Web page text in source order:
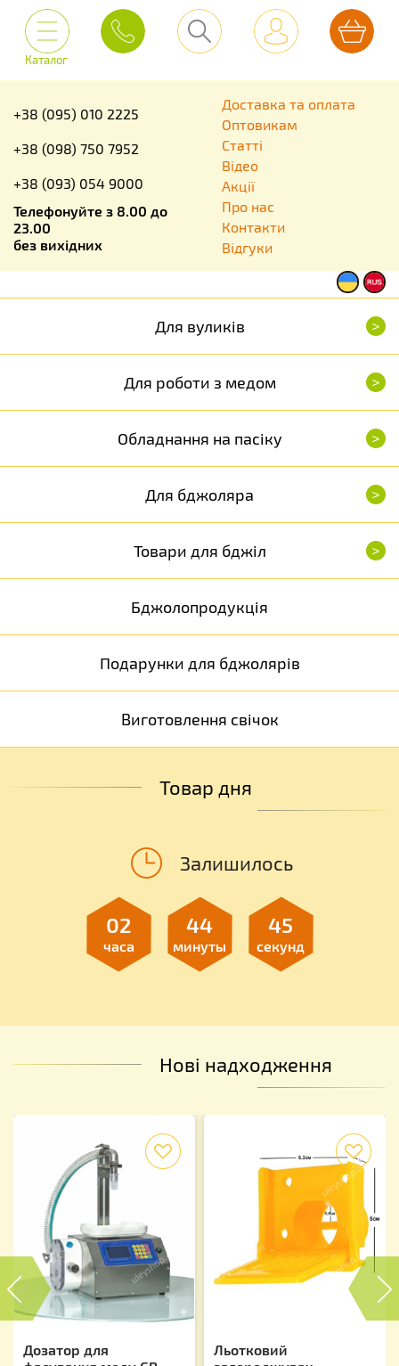
Каталог
+38 (095) 010 2225
+38 (098) 750 7952
+38 (093) 054 9000
Телефонуйте з 8.00 до
23.00
без вихідних
Доставка та оплата
Оптовикам
Статті
Відео
Акції
Про нас
Контакти
Відгуки
Для вуликів >
Для роботи з медом >
Обладнання на пасіку >
Для бджоляра >
Товари для бджіл >
Бджолопродукція
Подарунки для бджолярів
Виготовлення свічок
Товар дня
Залишилось
44
секунды
44
минуты
02
часа
Нові надходження
Дозатор для
Льотковий
‹ ›